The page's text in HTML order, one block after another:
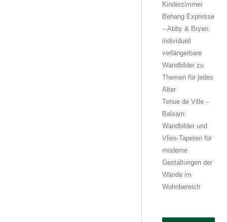
Kinderzimmer
Behang Expresse
– Abby & Bryan:
individuell
verlängerbare
Wandbilder zu
Themen für jedes
Alter
Tenue de Ville –
Balsam:
Wandbilder und
Vlies-Tapeten für
moderne
Gestaltungen der
Wände im
Wohnbereich